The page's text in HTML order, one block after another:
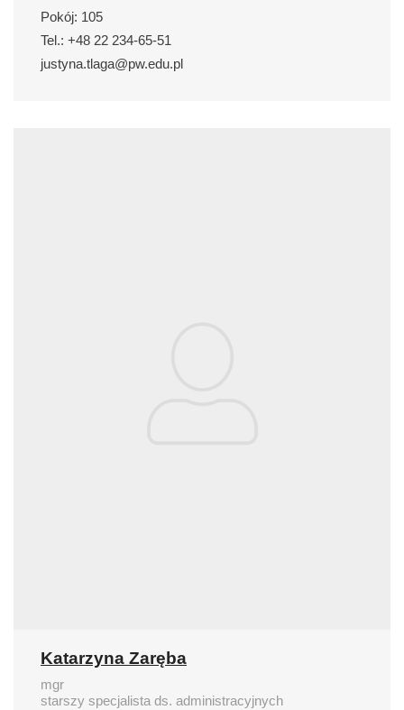
Pokój: 105
Tel.: +48 22 234-65-51
justyna.tlaga@pw.edu.pl
Katarzyna Zaręba
mgr
starszy specjalista ds. administracyjnych